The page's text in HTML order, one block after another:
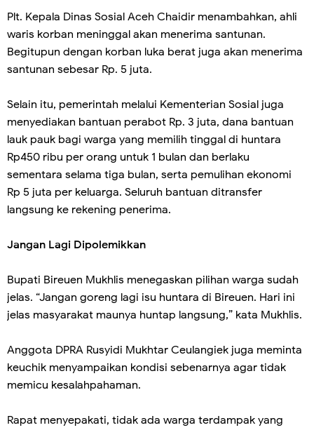
Plt. Kepala Dinas Sosial Aceh Chaidir menambahkan, ahli
waris korban meninggal akan menerima santunan.
Begitupun dengan korban luka berat juga akan menerima
santunan sebesar Rp. 5 juta.
Selain itu, pemerintah melalui Kementerian Sosial juga
menyediakan bantuan perabot Rp. 3 juta, dana bantuan
lauk pauk bagi warga yang memilih tinggal di huntara
Rp450 ribu per orang untuk 1 bulan dan berlaku
sementara selama tiga bulan, serta pemulihan ekonomi
Rp 5 juta per keluarga. Seluruh bantuan ditransfer
langsung ke rekening penerima.
Jangan Lagi Dipolemikkan
Bupati Bireuen Mukhlis menegaskan pilihan warga sudah
jelas. “Jangan goreng lagi isu huntara di Bireuen. Hari ini
jelas masyarakat maunya huntap langsung,” kata Mukhlis.
Anggota DPRA Rusyidi Mukhtar Ceulangiek juga meminta
keuchik menyampaikan kondisi sebenarnya agar tidak
memicu kesalahpahaman.
Rapat menyepakati, tidak ada warga terdampak yang